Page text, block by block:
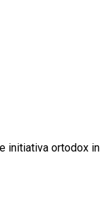
initiativa ortodox in